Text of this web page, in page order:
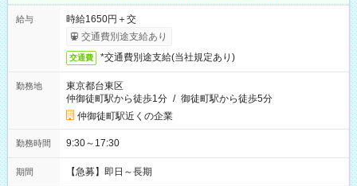
給与
時給1650円＋交
交通費別途支給あり
交通費 *交通費別途支給(当社規定あり)
勤務地
東京都台東区
仲御徒町駅から徒歩1分 / 御徒町駅から徒歩5分
仲御徒町駅近くの企業
勤務時間 9:30～17:30
期間 【急募】即日～長期